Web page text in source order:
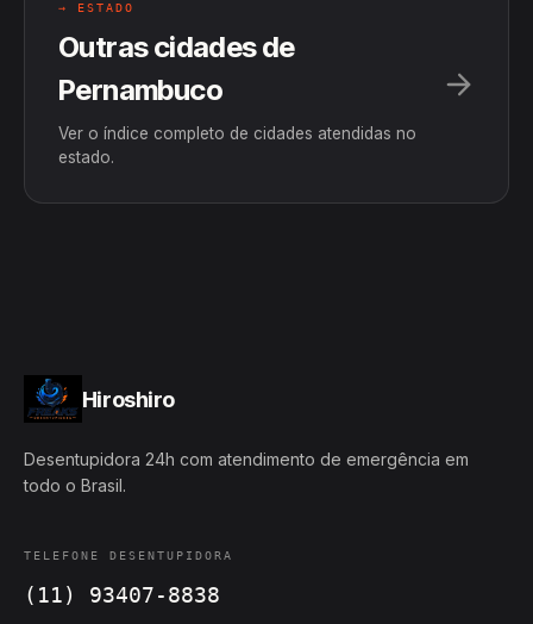
→ ESTADO
Outras cidades de
Pernambuco
Ver o índice completo de cidades atendidas no
estado.
Hiroshiro
Desentupidora 24h com atendimento de emergência em
todo o Brasil.
TELEFONE DESENTUPIDORA
(11) 93407-8838